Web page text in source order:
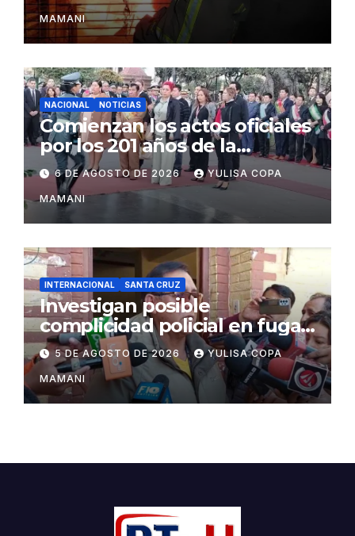
MAMANI
NACIONAL NOTICIAS
Comienzan los actos oficiales
por los 201 años de la
independencia de Bolivia
6 DE AGOSTO DE 2026 YULISA COPA
MAMANI
INTERNACIONAL SANTA CRUZ
Investigan posible
complicidad policial en fuga
de dos reos brasileños de
Palmasola
5 DE AGOSTO DE 2026 YULISA COPA
MAMANI